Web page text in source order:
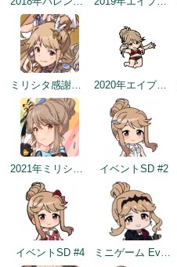
ミリシタ感謝祭2019～2020 2020年エイプリルフールネタ
2021年ミリシタ4周年カウントダウン（1日前） イベントSD #2
イベントSD #4 ミニゲーム Everlasting Maze SD